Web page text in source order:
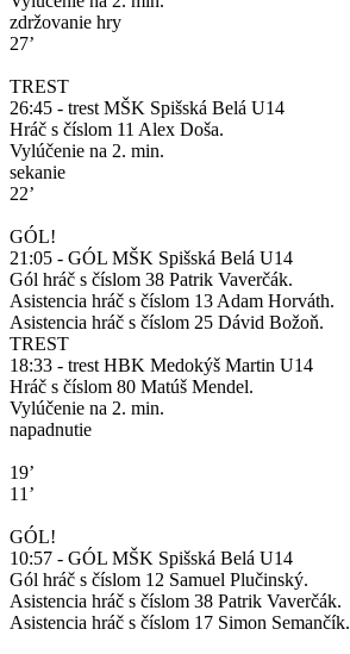
zdržovanie hry
27’
TREST
26:45 - trest MŠK Spišská Belá U14
Hráč s číslom 11 Alex Doša.
Vylúčenie na 2. min.
sekanie
22’
GÓL!
21:05 - GÓL MŠK Spišská Belá U14
Gól hráč s číslom 38 Patrik Vaverčák.
Asistencia hráč s číslom 13 Adam Horváth.
Asistencia hráč s číslom 25 Dávid Božoň.
TREST
18:33 - trest HBK Medokýš Martin U14
Hráč s číslom 80 Matúš Mendel.
Vylúčenie na 2. min.
napadnutie
19’
11’
GÓL!
10:57 - GÓL MŠK Spišská Belá U14
Gól hráč s číslom 12 Samuel Plučinský.
Asistencia hráč s číslom 38 Patrik Vaverčák.
Asistencia hráč s číslom 17 Simon Semančík.